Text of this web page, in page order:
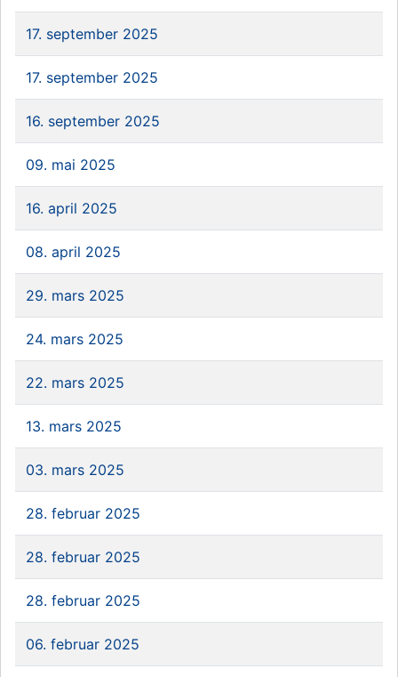
17. september 2025
17. september 2025
16. september 2025
09. mai 2025
16. april 2025
08. april 2025
29. mars 2025
24. mars 2025
22. mars 2025
13. mars 2025
03. mars 2025
28. februar 2025
28. februar 2025
28. februar 2025
06. februar 2025